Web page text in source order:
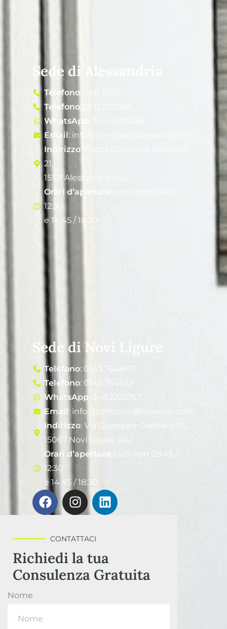
Sede di Alessandria
Telefono: 0131 252531
Telefono: 0131 227088
WhatsApp
Email: info@centrostudieservizi.com
Indirizzo: Piazza Giuseppe Garibaldi
21,
15121 Alessandria (AL)
Orari d’apertura
12:30
e 14:45 / 18:30
Sede di Novi Ligure
Telefono: 0143 744867
Telefono: 0143 744522
WhatsApp : 348 2222767
Email: info@centrostudieservizi.com
Indirizzo: Via Giuseppe Garibaldi 95,
15067 Novi Ligure (AL)
Orari d’apertura : Lun-Ven 08:45 /
12:30
e 14:45 / 18:30
CONTATTACI
Richiedi la tua
Consulenza Gratuita
Nome